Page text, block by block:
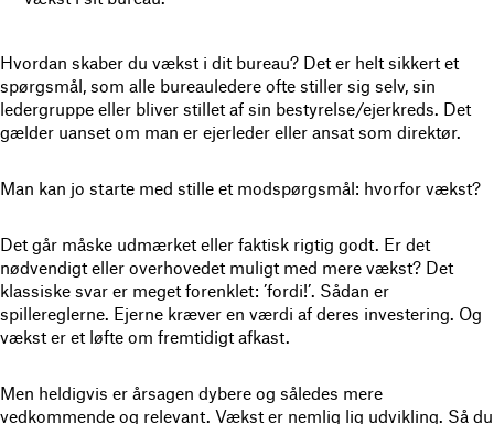
Hvordan skaber du vækst i dit bureau? Det er helt sikkert et
spørgsmål, som alle bureauledere ofte stiller sig selv, sin
ledergruppe eller bliver stillet af sin bestyrelse/ejerkreds. Det
gælder uanset om man er ejerleder eller ansat som direktør.
Man kan jo starte med stille et modspørgsmål: hvorfor vækst?
Det går måske udmærket eller faktisk rigtig godt. Er det
nødvendigt eller overhovedet muligt med mere vækst? Det
klassiske svar er meget forenklet: ’fordi!’. Sådan er
spillereglerne. Ejerne kræver en værdi af deres investering. Og
vækst er et løfte om fremtidigt afkast.
Men heldigvis er årsagen dybere og således mere
vedkommende og relevant. Vækst er nemlig lig udvikling. Så du